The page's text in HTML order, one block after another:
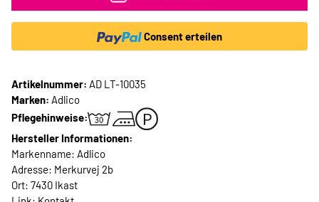
Consent erteilen
Artikelnummer: AD LT-10035
Marken: Adlico
Pflegehinweise:
Hersteller Informationen:
Markenname: Adlico
Adresse: Merkurvej 2b
Ort: 7430 Ikast